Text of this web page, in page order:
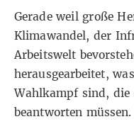
Gerade weil große
Klimawandel, der
Arbeitswelt
herausgearbeitet,
Wahlkampf sind, die
beantworten